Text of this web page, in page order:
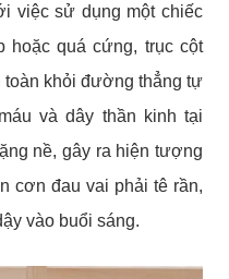
việc sử dụng một chiếc
hoặc quá cứng, trục cột
toàn khỏi đường thẳng tự
và dây thần kinh tại
nề, gây ra hiện tượng
cơn đau vai phải tê rần,
vào buổi sáng.